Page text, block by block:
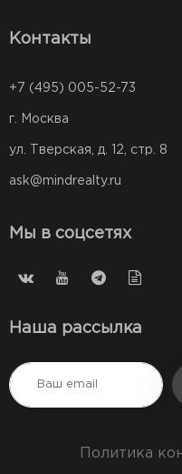
Контакты
+7 (495) 005-52-73
г. Москва
ул. Тверская, д. 12, стр. 8
ask@mindrealty.ru
Мы в соцсетях
Наша рассылка
Политика